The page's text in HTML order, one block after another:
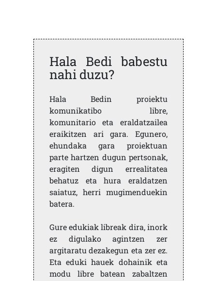
Hala Bedi babestu
nahi duzu?
Hala Bedin proiektu
komunikatibo libre,
komunitario eta eraldatzailea
eraikitzen ari gara. Egunero,
ehundaka gara proiektuan
parte hartzen dugun pertsonak,
eragiten digun errealitatea
behatuz eta hura eraldatzen
saiatuz, herri mugimenduekin
batera.
Gure edukiak libreak dira, inork
ez digulako agintzen zer
argitaratu dezakegun eta zer ez.
Eta eduki hauek dohainik eta
modu libre batean zabaltzen